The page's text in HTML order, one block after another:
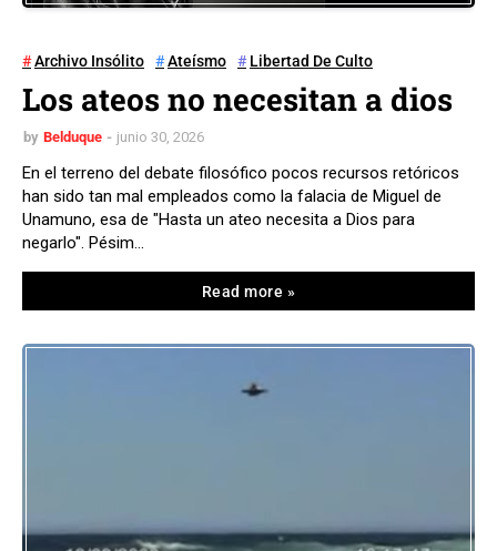
Archivo Insólito Ateísmo Libertad De Culto
Los ateos no necesitan a dios
by Belduque junio 30, 2026
En el terreno del debate filosófico pocos recursos retóricos
han sido tan mal empleados como la falacia de Miguel de
Unamuno, esa de "Hasta un ateo necesita a Dios para
negarlo". Pésim…
Read more »